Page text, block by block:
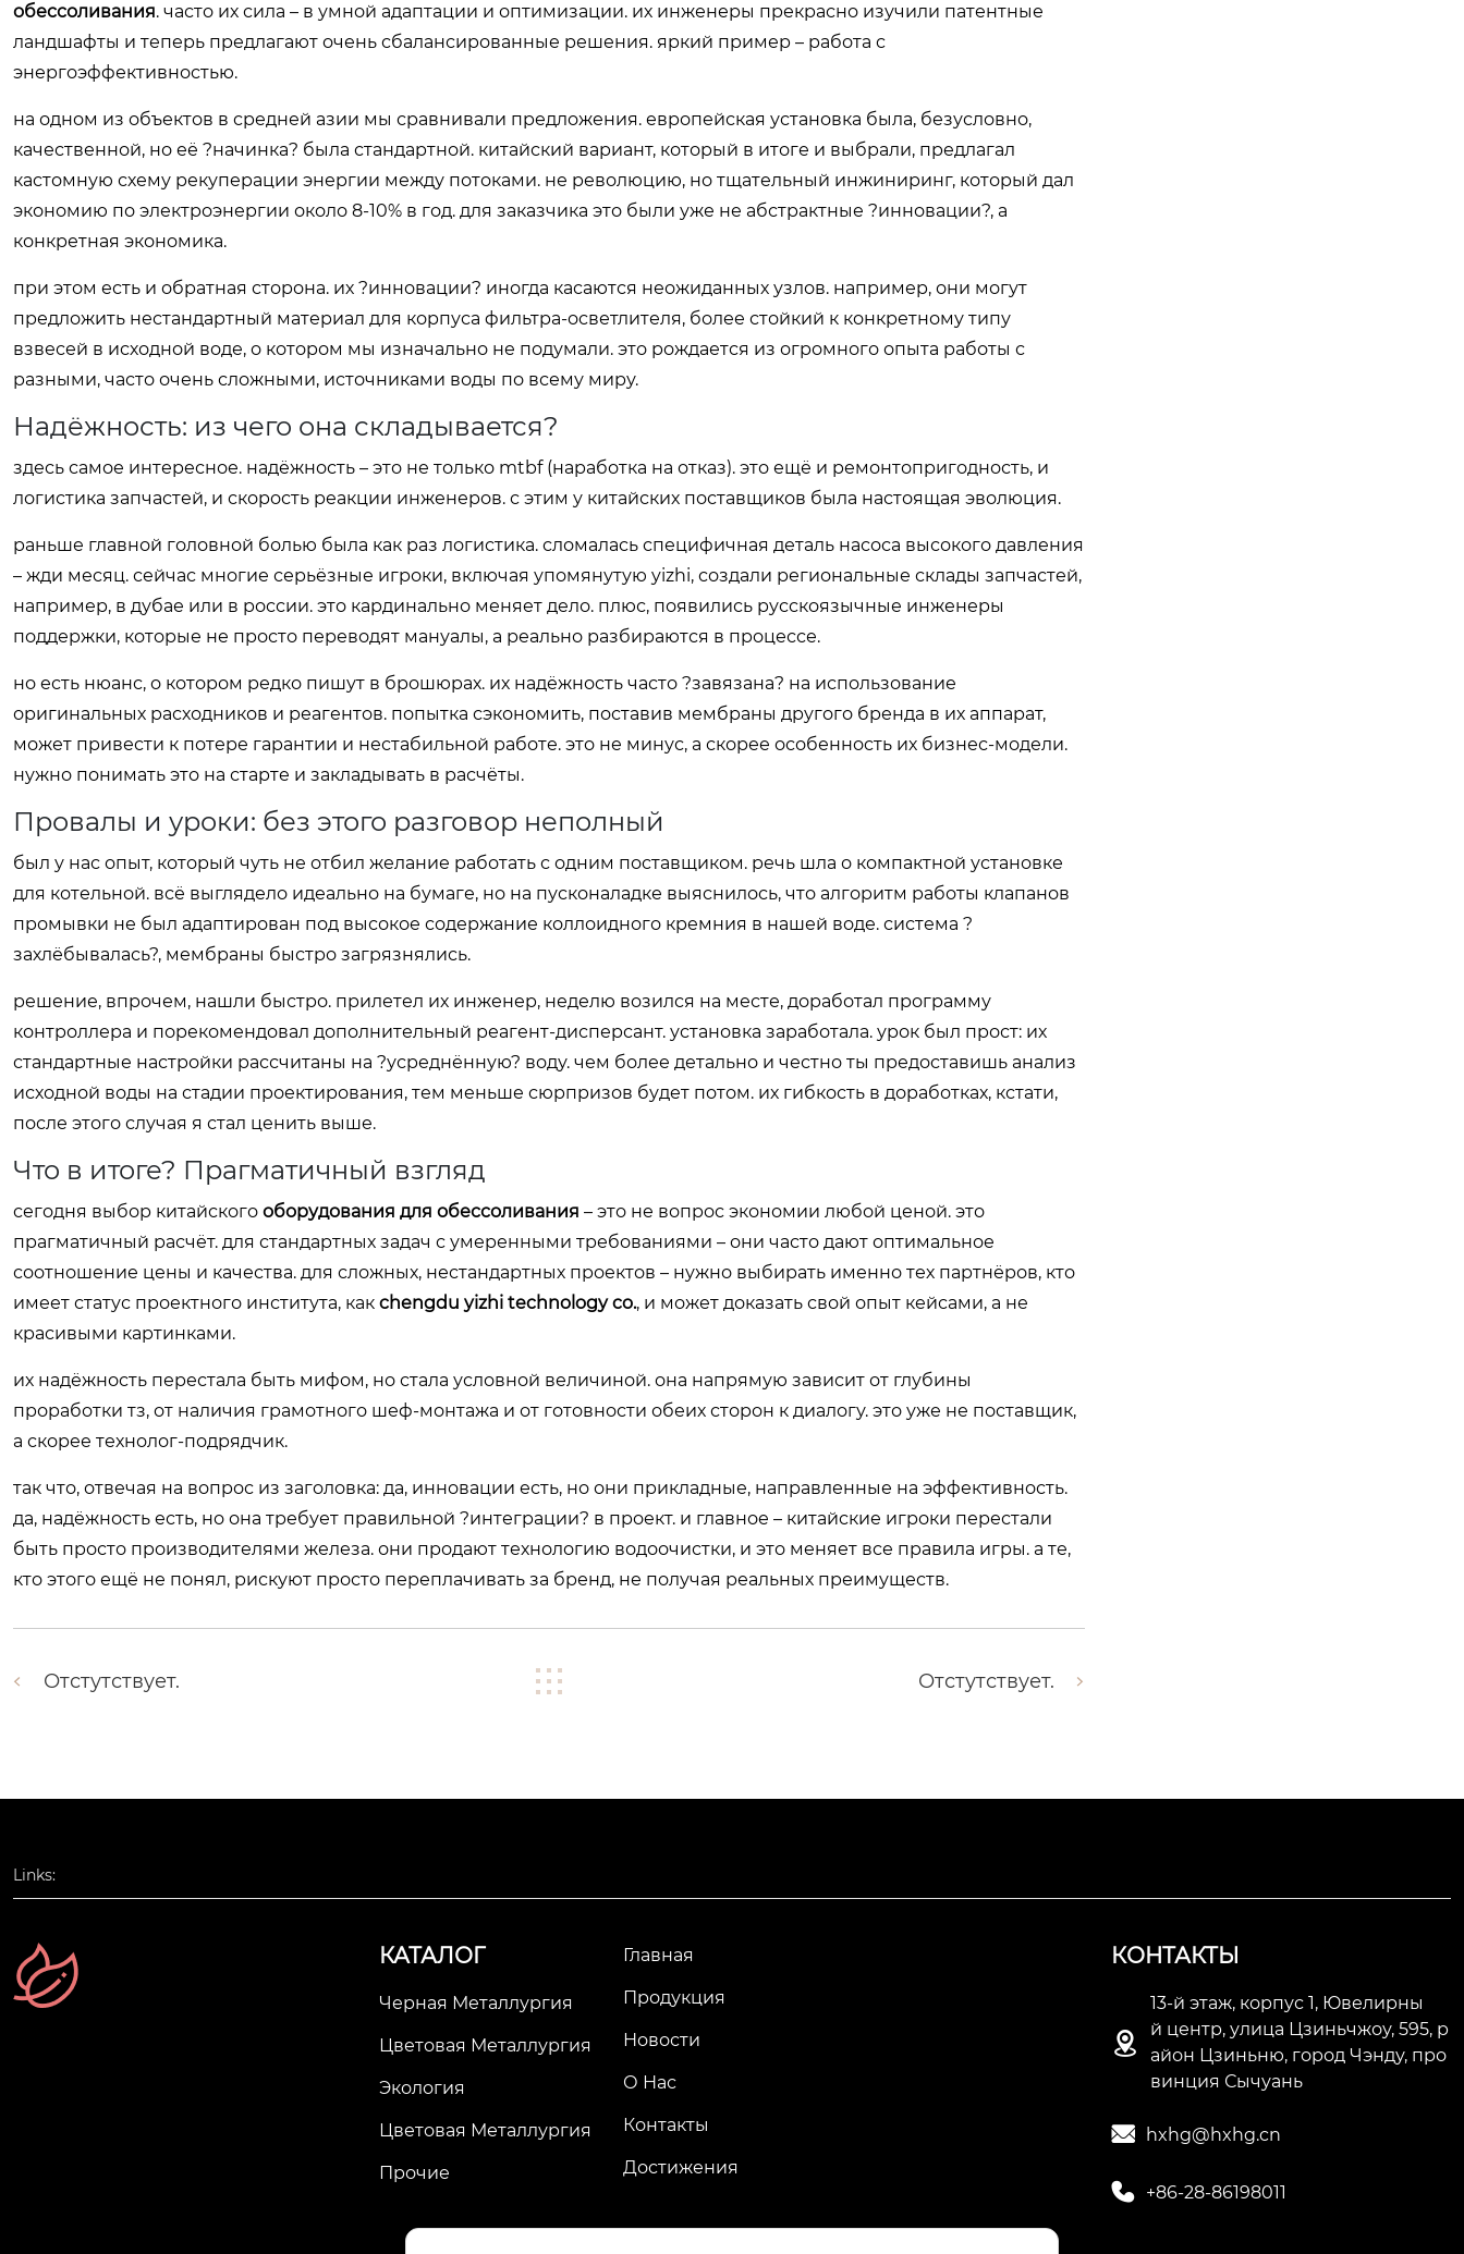
обессоливания. часто их сила – в умной адаптации и оптимизации. их инженеры прекрасно изучили патентные
ландшафты и теперь предлагают очень сбалансированные решения. яркий пример – работа с
энергоэффективностью.
на одном из объектов в средней азии мы сравнивали предложения. европейская установка была, безусловно,
качественной, но её ?начинка? была стандартной. китайский вариант, который в итоге и выбрали, предлагал
кастомную схему рекуперации энергии между потоками. не революцию, но тщательный инжиниринг, который дал
экономию по электроэнергии около 8-10% в год. для заказчика это были уже не абстрактные ?инновации?, а
конкретная экономика.
при этом есть и обратная сторона. их ?инновации? иногда касаются неожиданных узлов. например, они могут
предложить нестандартный материал для корпуса фильтра-осветлителя, более стойкий к конкретному типу
взвесей в исходной воде, о котором мы изначально не подумали. это рождается из огромного опыта работы с
разными, часто очень сложными, источниками воды по всему миру.
Надёжность: из чего она складывается?
здесь самое интересное. надёжность – это не только mtbf (наработка на отказ). это ещё и ремонтопригодность, и
логистика запчастей, и скорость реакции инженеров. с этим у китайских поставщиков была настоящая эволюция.
раньше главной головной болью была как раз логистика. сломалась специфичная деталь насоса высокого давления
– жди месяц. сейчас многие серьёзные игроки, включая упомянутую yizhi, создали региональные склады запчастей,
например, в дубае или в россии. это кардинально меняет дело. плюс, появились русскоязычные инженеры
поддержки, которые не просто переводят мануалы, а реально разбираются в процессе.
но есть нюанс, о котором редко пишут в брошюрах. их надёжность часто ?завязана? на использование
оригинальных расходников и реагентов. попытка сэкономить, поставив мембраны другого бренда в их аппарат,
может привести к потере гарантии и нестабильной работе. это не минус, а скорее особенность их бизнес-модели.
нужно понимать это на старте и закладывать в расчёты.
Провалы и уроки: без этого разговор неполный
был у нас опыт, который чуть не отбил желание работать с одним поставщиком. речь шла о компактной установке
для котельной. всё выглядело идеально на бумаге, но на пусконаладке выяснилось, что алгоритм работы клапанов
промывки не был адаптирован под высокое содержание коллоидного кремния в нашей воде. система ?
захлёбывалась?, мембраны быстро загрязнялись.
решение, впрочем, нашли быстро. прилетел их инженер, неделю возился на месте, доработал программу
контроллера и порекомендовал дополнительный реагент-дисперсант. установка заработала. урок был прост: их
стандартные настройки рассчитаны на ?усреднённую? воду. чем более детально и честно ты предоставишь анализ
исходной воды на стадии проектирования, тем меньше сюрпризов будет потом. их гибкость в доработках, кстати,
после этого случая я стал ценить выше.
Что в итоге? Прагматичный взгляд
сегодня выбор китайского оборудования для обессоливания – это не вопрос экономии любой ценой. это
прагматичный расчёт. для стандартных задач с умеренными требованиями – они часто дают оптимальное
соотношение цены и качества. для сложных, нестандартных проектов – нужно выбирать именно тех партнёров, кто
имеет статус проектного института, как chengdu yizhi technology co., и может доказать свой опыт кейсами, а не
красивыми картинками.
их надёжность перестала быть мифом, но стала условной величиной. она напрямую зависит от глубины
проработки тз, от наличия грамотного шеф-монтажа и от готовности обеих сторон к диалогу. это уже не поставщик,
а скорее технолог-подрядчик.
так что, отвечая на вопрос из заголовка: да, инновации есть, но они прикладные, направленные на эффективность.
да, надёжность есть, но она требует правильной ?интеграции? в проект. и главное – китайские игроки перестали
быть просто производителями железа. они продают технологию водоочистки, и это меняет все правила игры. а те,
кто этого ещё не понял, рискуют просто переплачивать за бренд, не получая реальных преимуществ.
Отстутствует. Отстутствует.
Links:
КАТАЛОГ
Черная Металлургия
Цветовая Металлургия
Экология
Цветовая Металлургия
Прочие
Главная
Продукция
Новости
О Нас
Контакты
Достижения
КОНТАКТЫ

13-й этаж, корпус 1, Ювелирны
й центр, улица Цзиньчжоу, 595, р
айон Цзиньню, город Чэнду, про
винция Сычуань
 hxhg@hxhg.cn
 +86-28-86198011